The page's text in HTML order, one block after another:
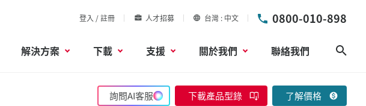
登入 / 註冊 人才招募 台灣 中文 0800-010-898
解決方案 下載 支援 關於我們 聯絡我們
詢問AI客服 下載產品型錄 了解價格